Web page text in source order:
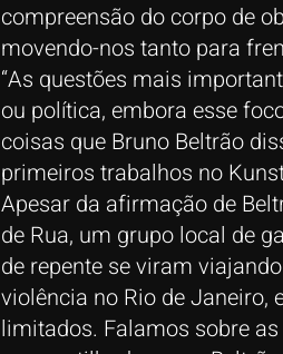
compreensão do corpo de
movendo-nos tanto para
“As questões mais
ou política, embora esse
coisas que Bruno Beltrão
primeiros trabalhos no
Apesar da afirmação de
de Rua, um grupo local de
de repente se viram
violência no Rio de Janeiro,
limitados. Falamos sobre